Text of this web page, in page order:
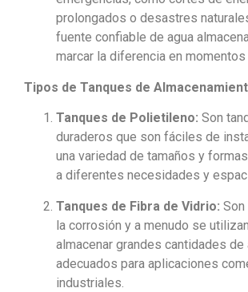
prolongados o desastres
fuente confiable de agua
marcar la diferencia en
Tipos de Tanques de
Tanques de Polietileno: Son
duraderos que son fáciles de
una variedad de tamaños y
a diferentes necesidades y
Tanques de Fibra de Vidrio:
la corrosión y a menudo se
almacenar grandes cantidades de
adecuados para aplicaciones
industriales.